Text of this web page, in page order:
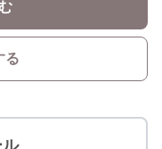
る